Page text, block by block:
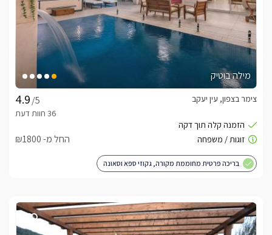
מילה בוטיק
/5
צימר בצפון, עין יעקב
החל מ- ₪1800
בריכה פרטית מחוממת מקורה, גקוזי ספא וסאונה